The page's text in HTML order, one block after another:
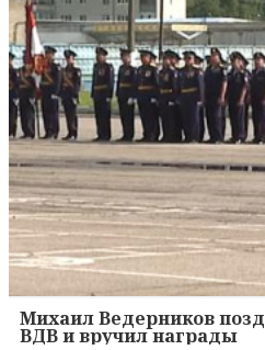
Михаил Ведерников
ВДВ и вручил награды